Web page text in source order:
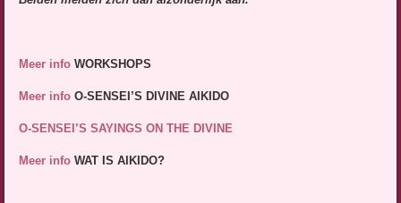
Meer info WORKSHOPS
Meer info O-SENSEI’S DIVINE AIKIDO
O-SENSEI’S SAYINGS ON THE DIVINE
Meer info WAT IS AIKIDO?